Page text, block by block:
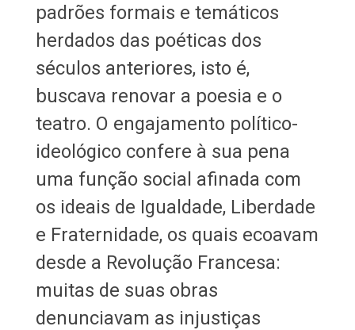
padrões formais e temáticos
herdados das poéticas dos
séculos anteriores, isto é,
buscava renovar a poesia e o
teatro. O engajamento político-
ideológico confere à sua pena
uma função social afinada com
os ideais de Igualdade, Liberdade
e Fraternidade, os quais ecoavam
desde a Revolução Francesa:
muitas de suas obras
denunciavam as injustiças